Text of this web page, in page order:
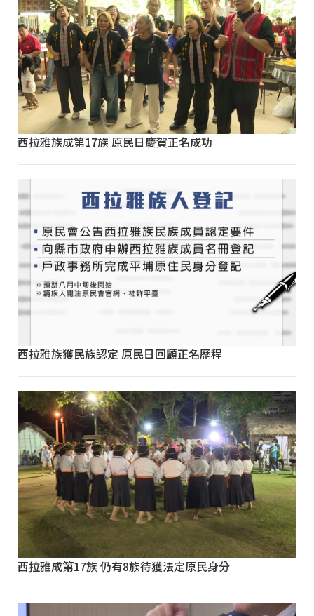
西拉雅族成第17族 原民日慶賀正名成功
西拉雅族獲民族認定 原民日回顧正名歷程
西拉雅成第17族 仍有8族待獲法定原民身分